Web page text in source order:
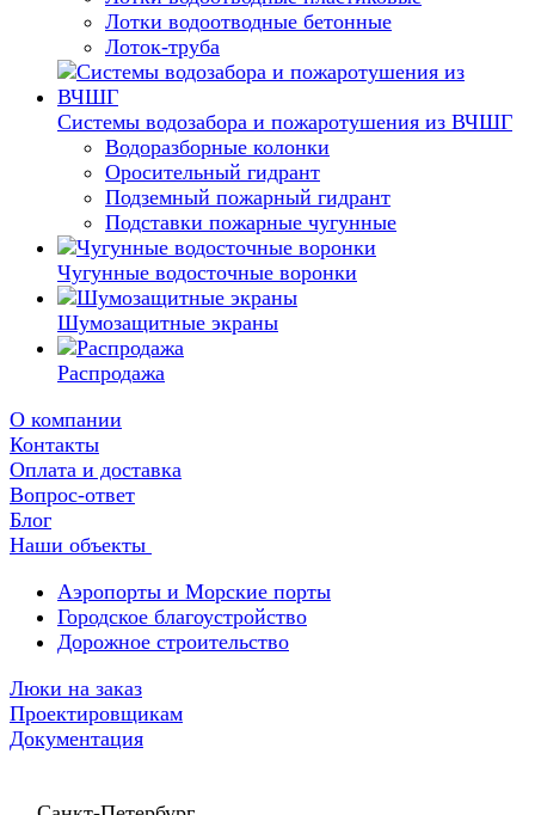
Лотки водоотводные бетонные
Лоток-труба
Системы водозабора и пожаротушения из ВЧШГ
Водоразборные колонки
Оросительный гидрант
Подземный пожарный гидрант
Подставки пожарные чугунные
Чугунные водосточные воронки
Шумозащитные экраны
Распродажа
О компании
Контакты
Оплата и доставка
Вопрос-ответ
Блог
Наши объекты
Аэропорты и Морские порты
Городское благоустройство
Дорожное строительство
Люки на заказ
Проектировщикам
Документация